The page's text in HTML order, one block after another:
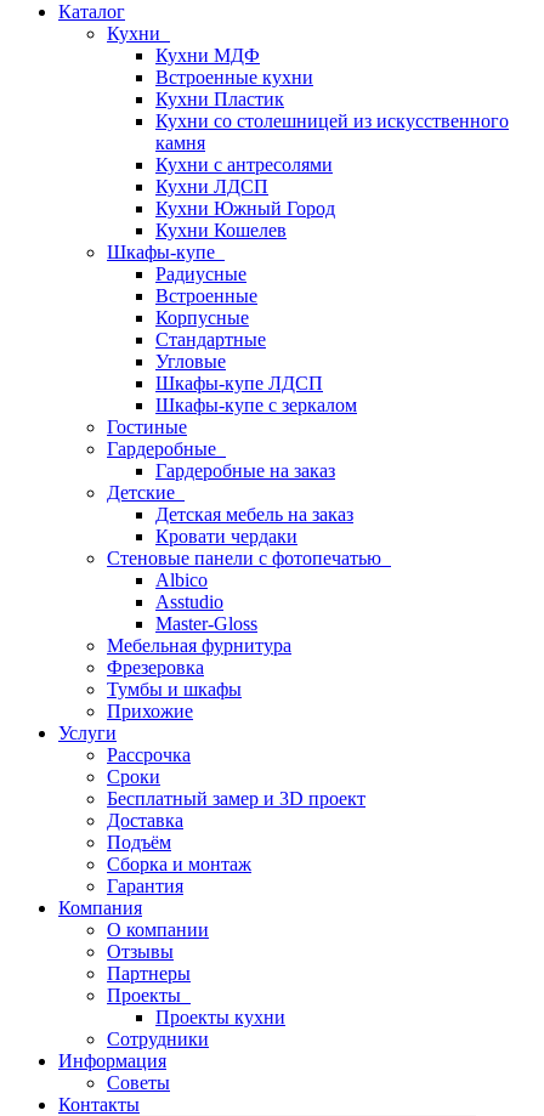
Каталог
Кухни
Кухни МДФ
Встроенные кухни
Кухни Пластик
Кухни со столешницей из искусcтвенного
камня
Кухни с антресолями
Кухни ЛДСП
Кухни Южный Город
Кухни Кошелев
Шкафы-купе
Радиусные
Встроенные
Корпусные
Стандартные
Угловые
Шкафы-купе ЛДСП
Шкафы-купе с зеркалом
Гостиные
Гардеробные
Гардеробные на заказ
Детские
Детская мебель на заказ
Кровати чердаки
Стеновые панели с фотопечатью
Albico
Asstudio
Master-Gloss
Мебельная фурнитура
Фрезеровка
Тумбы и шкафы
Прихожие
Услуги
Рассрочка
Сроки
Бесплатный замер и 3D проект
Доставка
Подъём
Сборка и монтаж
Гарантия
Компания
О компании
Отзывы
Партнеры
Проекты
Проекты кухни
Сотрудники
Информация
Советы
Контакты